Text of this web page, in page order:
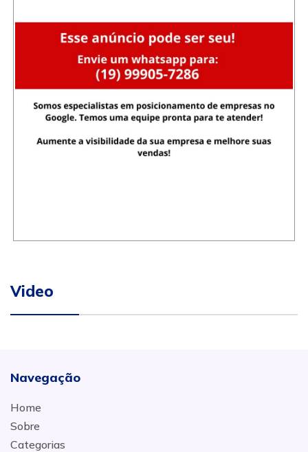
Video
Navegação
Home
Sobre
Categorias